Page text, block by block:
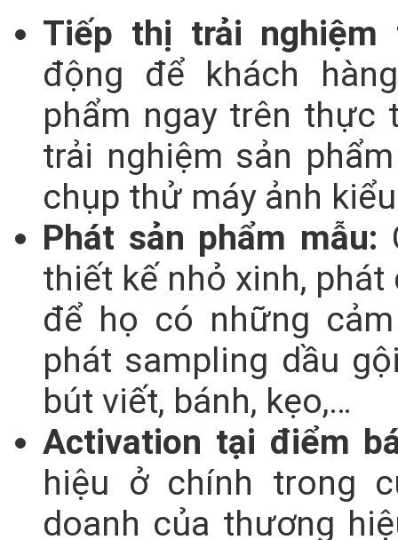
Tiếp thị trải nghiệm
động để khách
phẩm ngay trên thực
trải nghiệm sản
chụp thử máy ảnh
Phát sản phẩm mẫu:
thiết kế nhỏ xinh,
để họ có những
phát sampling dầu
bút viết, bánh, kẹo,…
Activation tại điểm
hiệu ở chính trong
doanh của thương